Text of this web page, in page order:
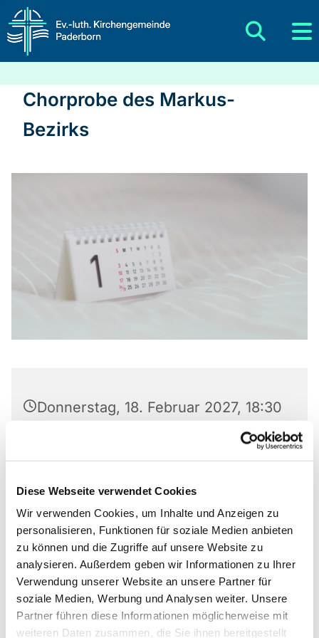
Diese Webseite verwendet Cookies
Wir verwenden Cookies, um Inhalte und Anzeigen zu
personalisieren, Funktionen für soziale Medien anbieten
zu können und die Zugriffe auf unsere Website zu
analysieren. Außerdem geben wir Informationen zu Ihrer
Verwendung unserer Website an unsere Partner für
soziale Medien, Werbung und Analysen weiter. Unsere
Partner führen diese Informationen möglicherweise mit
weiteren Daten zusammen, die Sie ihnen bereitgestellt
Chorprobe des Markus-
Bezirks
Donnerstag, 18. Februar 2027, 18:30
Markus-Gemeindezentrum,
Bastfelder Weg 30, 33098
Paderborn
Dr. Hildegard Grahl